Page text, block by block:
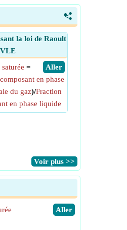
<
la loi de Raoult
​ Aller
=
en phase
du gaz)/Fraction
en phase liquide
​Voir plus >>
​Aller